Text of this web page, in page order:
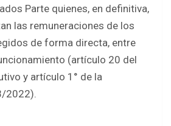
Parte quienes, en definitiva,
las remuneraciones de los
de forma directa, entre
(artículo 20 del
y artículo 1° de la
2022).